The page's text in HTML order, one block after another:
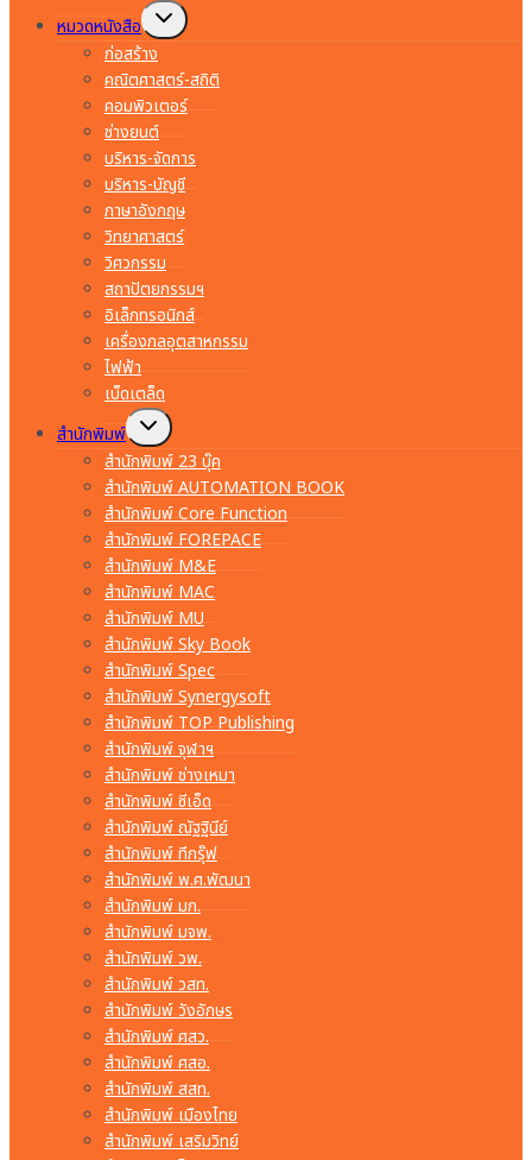
หมวดหนังสือ
Toggle
child
menu
ก่อสร้าง
คณิตศาสตร์-สถิติ
คอมพิวเตอร์
ช่างยนต์
บริหาร-จัดการ
บริหาร-บัญชี
ภาษาอังกฤษ
วิทยาศาสตร์
วิศวกรรม
สถาปัตยกรรมฯ
อิเล็กทรอนิกส์
เครื่องกลอุตสาหกรรม
ไฟฟ้า
เบ็ดเตล็ด
สำนักพิมพ์
Toggle
child
menu
สำนักพิมพ์ 23 บุ๊ค
สำนักพิมพ์ AUTOMATION BOOK
สำนักพิมพ์ Core Function
สำนักพิมพ์ FOREPACE
สำนักพิมพ์ M&E
สำนักพิมพ์ MAC
สำนักพิมพ์ MU
สำนักพิมพ์ Sky Book
สำนักพิมพ์ Spec
สำนักพิมพ์ Synergysoft
สำนักพิมพ์ TOP Publishing
สำนักพิมพ์ จุฬาฯ
สำนักพิมพ์ ช่างเหมา
สำนักพิมพ์ ซีเอ็ด
สำนักพิมพ์ ณัฐฐินีย์
สำนักพิมพ์ ทีกรุ๊ฟ
สำนักพิมพ์ พ.ศ.พัฒนา
สำนักพิมพ์ มก.
สำนักพิมพ์ มจพ.
สำนักพิมพ์ วพ.
สำนักพิมพ์ วสท.
สำนักพิมพ์ วังอักษร
สำนักพิมพ์ ศสว.
สำนักพิมพ์ ศสอ.
สำนักพิมพ์ สสท.
สำนักพิมพ์ เมืองไทย
สำนักพิมพ์ เสริมวิทย์